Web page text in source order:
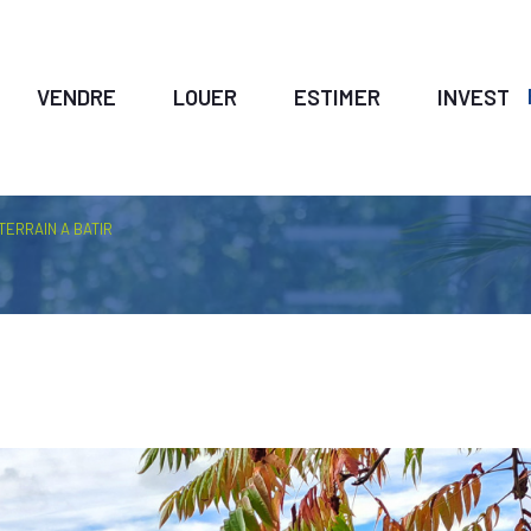
VENDRE LOUER ESTIMER INVESTIR
Estimer
voir les1annonces
A BATIR